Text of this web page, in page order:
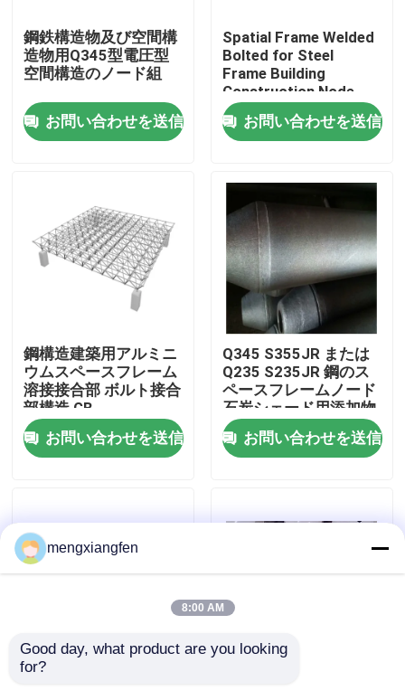
プロダクト
私達について
工場旅行
品質管理
私達に連絡しなさい
ニュース
場合
鋼鉄構造物及び空間構
造物用Q345型電圧型
空間構造のノード組
お問い合わせを送信
Spatial Frame Welded
Bolted for Steel
Frame Building
Construction Node
Structure GB ISO
お問い合わせを送信
鋼構造建築用アルミニ
ウムスペースフレーム
溶接接合部 ボルト接合
部構造 GB
お問い合わせを送信
Q345 S355JR または
Q235 S235JR 鋼のス
ペースフレームノード
石炭シェード用添加物
シェード用 ブリンライ
トシェード用
お問い合わせを送信
硬さ 鋼構造 空間枠 ノ
mengxiangfen
8:00 AM
Good day, what product are you looking
for?